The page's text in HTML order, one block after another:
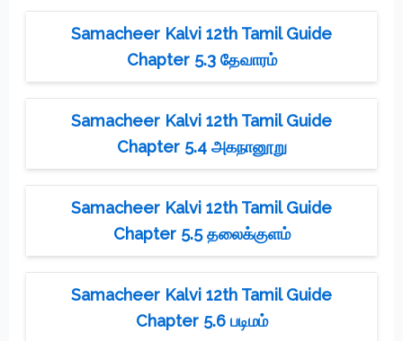
Samacheer Kalvi 12th Tamil Guide
Chapter 5.3 தேவாரம்
Samacheer Kalvi 12th Tamil Guide
Chapter 5.4 அகநானூறு
Samacheer Kalvi 12th Tamil Guide
Chapter 5.5 தலைக்குளம்
Samacheer Kalvi 12th Tamil Guide
Chapter 5.6 படிமம்